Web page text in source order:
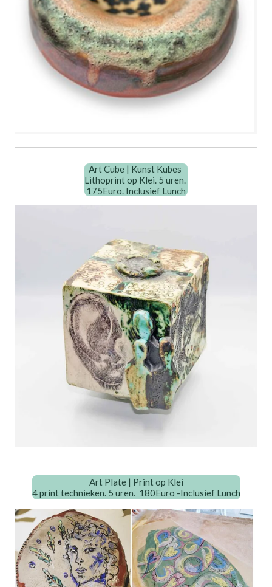
Art Cube | Kunst Kubes
Lithoprint op Klei. 5 uren.
175Euro. Inclusief Lunch
Art Plate | Print op Klei
4 print technieken. 5 uren. 180Euro -Inclusief Lunch